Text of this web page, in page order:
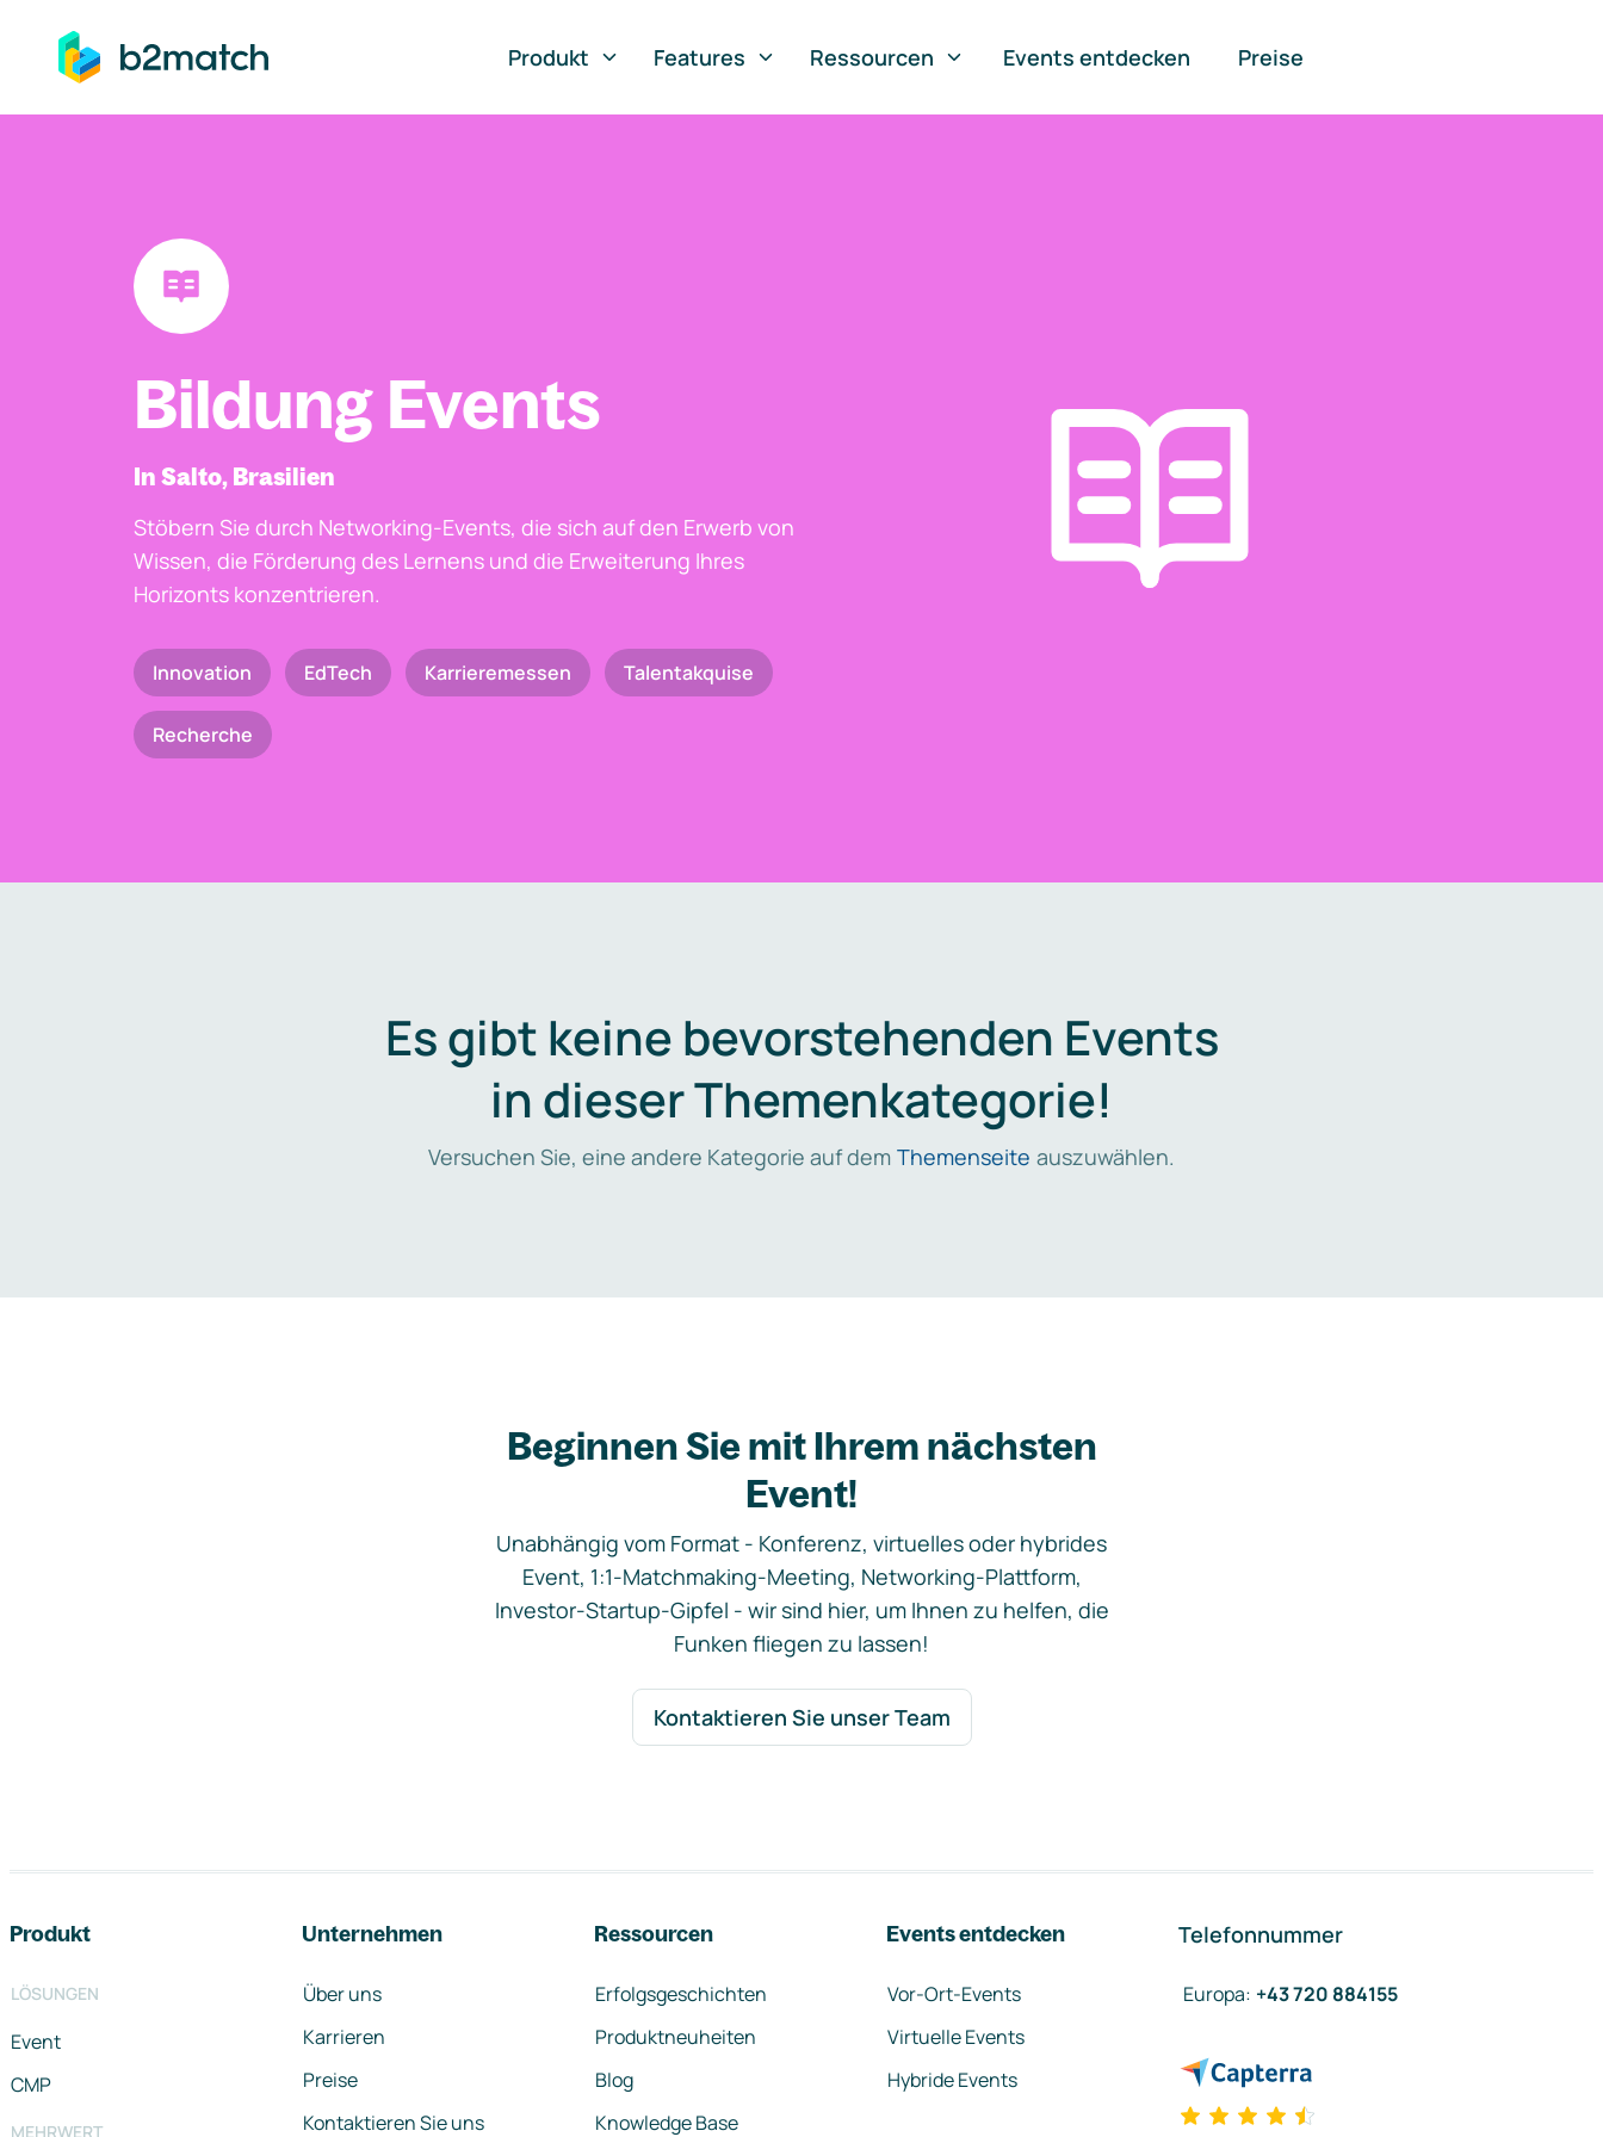
springen
Produkt
Features Ressourcen Events entdecken Preise
Bildung Events
In Salto, Brasilien
Stöbern Sie durch Networking-Events, die sich auf den Erwerb von
Wissen, die Förderung des Lernens und die Erweiterung Ihres
Horizonts konzentrieren.
Innovation EdTech Karrieremessen Talentakquise
Recherche
Es gibt keine bevorstehenden Events
in dieser Themenkategorie!
Versuchen Sie, eine andere Kategorie auf dem Themenseite auszuwählen.
Beginnen Sie mit Ihrem nächsten
Event!
Unabhängig vom Format - Konferenz, virtuelles oder hybrides
Event, 1:1-Matchmaking-Meeting, Networking-Plattform,
Investor-Startup-Gipfel - wir sind hier, um Ihnen zu helfen, die
Funken fliegen zu lassen!
Kontaktieren Sie unser Team
Produkt
LÖSUNGEN
Event
CMP
MEHRWERT
Unternehmen
Über uns
Karrieren
Preise
Kontaktieren Sie uns
Ressourcen
Erfolgsgeschichten
Produktneuheiten
Blog
Knowledge Base
Events entdecken
Vor-Ort-Events
Virtuelle Events
Hybride Events
Telefonnummer
Europa: +43 720 884155